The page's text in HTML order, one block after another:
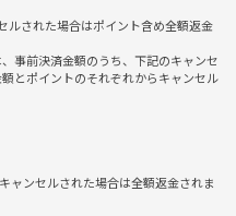
プされております！！特に北海
いと買えず、通販でも出回って
お題が連続で現れるので、難易度
です😂👍
ースを貸し切っての開催です！
ルされた場合はポイント含め全額返金
事前決済金額のうち、下記のキャンセ
とポイントのそれぞれからキャンセル
ャンセルされた場合は全額返金されま